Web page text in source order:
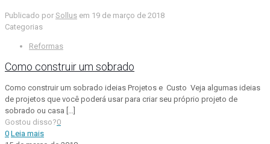
Publicado por Sollus em 19 de março de 2018
Categorias
Reformas
Como construir um sobrado
Como construir um sobrado ideias Projetos e Custo Veja algumas ideias
de projetos que você poderá usar para criar seu próprio projeto de
sobrado ou casa […]
Gostou disso?0
0 Leia mais